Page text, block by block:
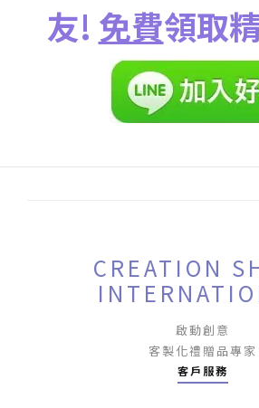
友! 免費領取
CREATION
啟動創意
客製化禮贈品專家
客戶服務